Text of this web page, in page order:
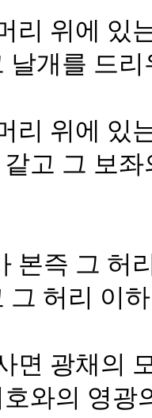
리 위에 있
날개를 드리
리 위에 있
고 그 보
본즉 그 허
그 허리 이
면 광채의
와의 영광